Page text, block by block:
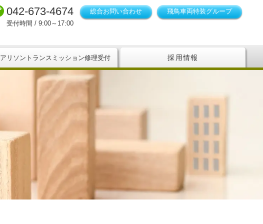
042-673-4674
受付時間 / 9:00～17:00
総合お問い合わせ 飛鳥車両特装グループ
アリソントランスミッション修理受付 採用情報